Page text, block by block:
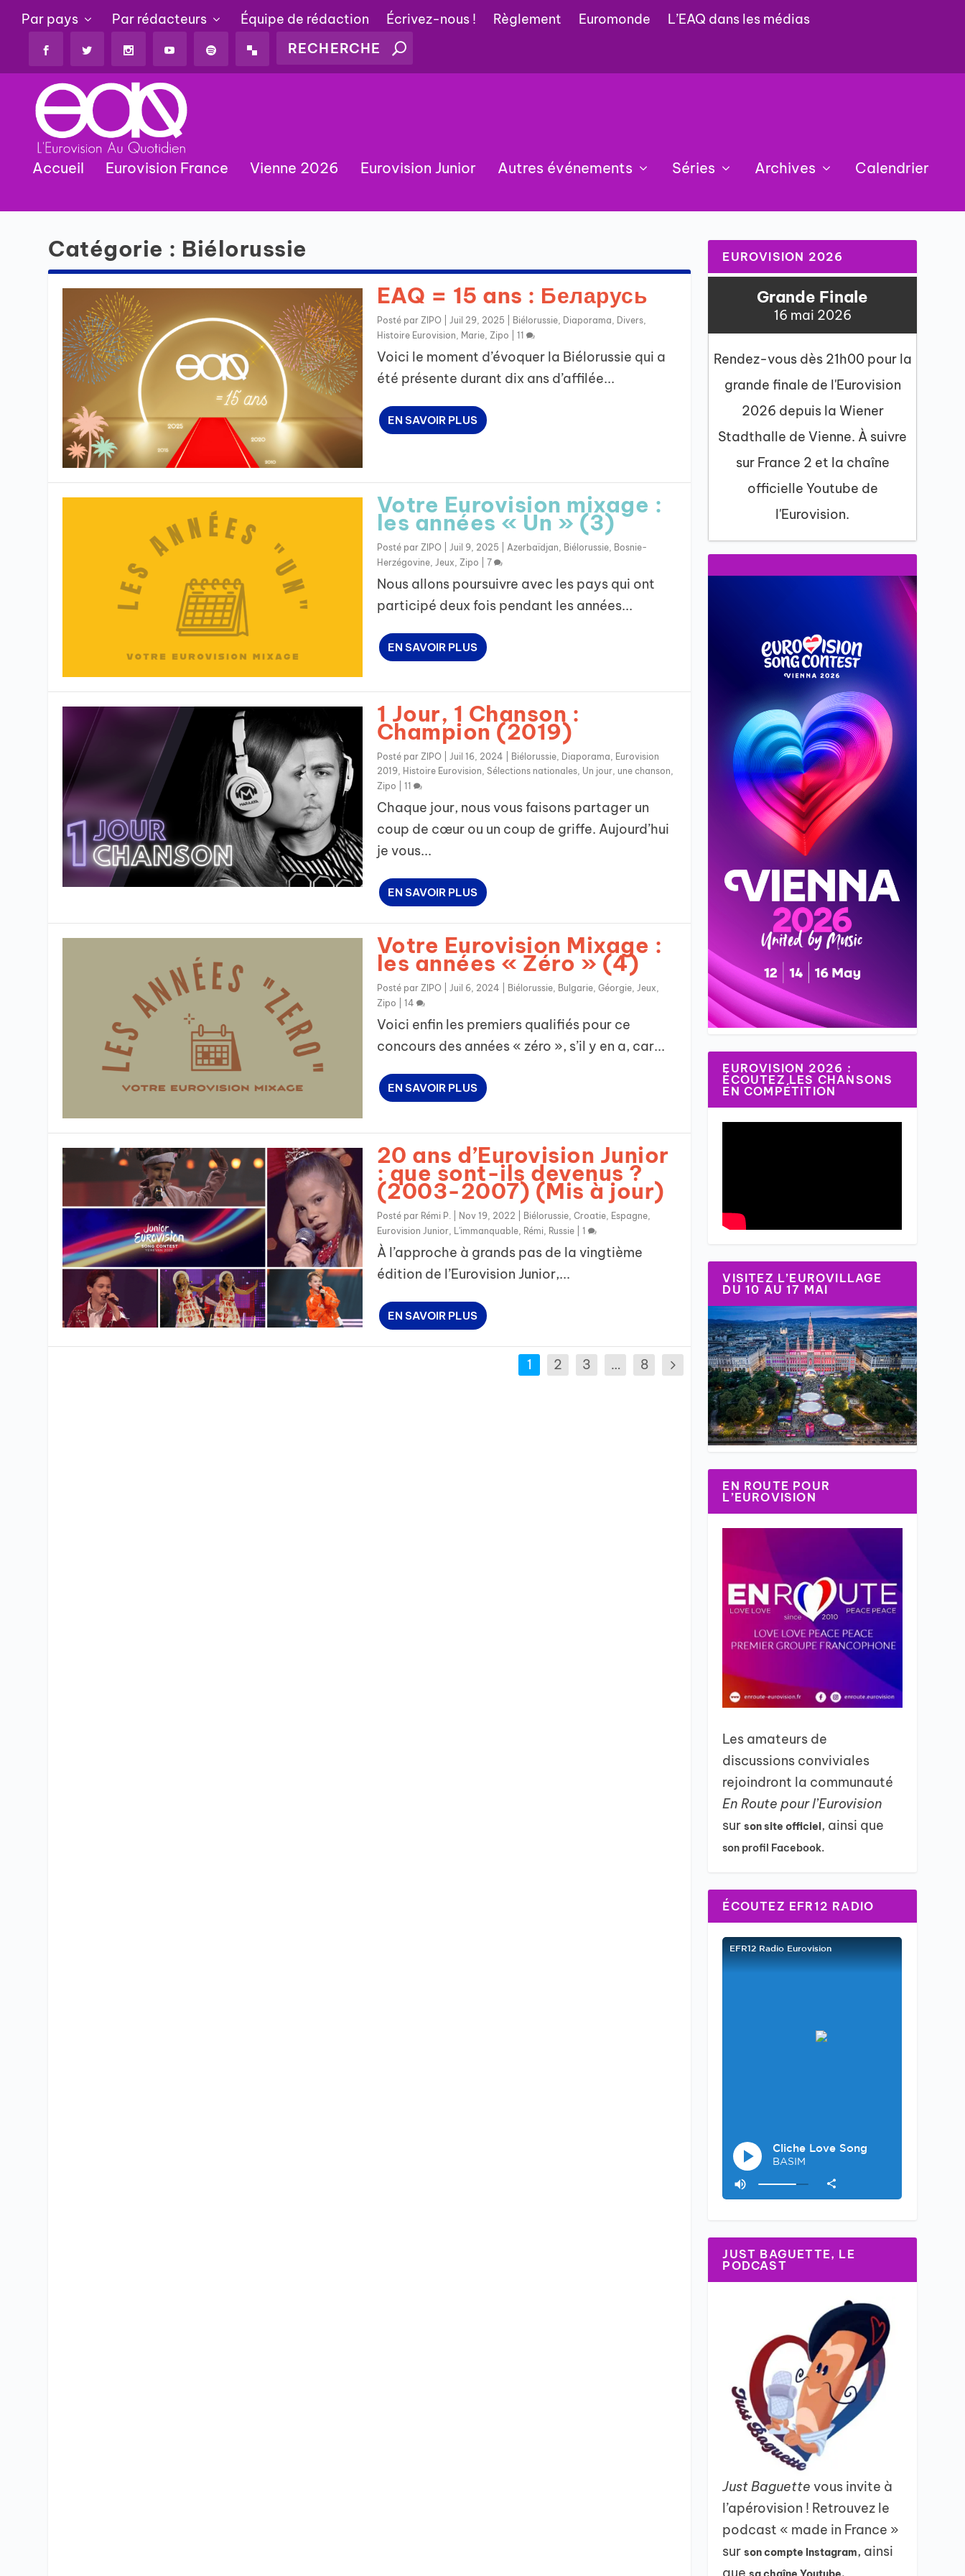
Par pays Par rédacteurs Équipe de rédaction Écrivez-nous ! Règlement Euromonde L’EAQ dans les médias
Accueil Eurovision France Vienne 2026 Eurovision Junior Autres événements Séries Archives Calendrier
Catégorie : Biélorussie
EAQ = 15 ans : Беларусь
Posté par ZIPO| Juil 29, 2025 Biélorussie, Diaporama Divers,
Histoire Eurovision Marie, Zipo 11
Voici le moment d’évoquer la Biélorussie qui a
été présente durant dix ans d’affilée...
EN SAVOIR PLUS
Votre Eurovision mixage :
les années « Un » (3)
Posté par ZIPO| Juil 9, 2025 Azerbaïdjan Biélorussie, Bosnie-
Herzégovine, Jeux Zipo 7
Nous allons poursuivre avec les pays qui ont
participé deux fois pendant les années...
EN SAVOIR PLUS
1 Jour, 1 Chanson :
Champion (2019)
Posté par ZIPO| Juil 16, 2024 Biélorussie, Diaporama, Eurovision
2019, Histoire Eurovision, Sélections nationales, Un jour, une chanson,
Zipo
11
Chaque jour, nous vous faisons partager un
coup de cœur ou un coup de griffe. Aujourd’hui
je vous...
EN SAVOIR PLUS
Votre Eurovision Mixage :
les années « Zéro » (4)
Posté par ZIPO| Juil 6, 2024 Biélorussie, Bulgarie, Géorgie, Jeux,
Zipo
14
Voici enfin les premiers qualifiés pour ce
concours des années « zéro », s’il y en a, car...
EN SAVOIR PLUS
20 ans d’Eurovision Junior
: que sont-ils devenus ?
(2003-2007) (Mis à jour)
Posté par Rémi P. Nov 19, 2022 Biélorussie, Croatie, Espagne,
Eurovision Junior, L'immanquable, Rémi Russie| 1
À l’approche à grands pas de la vingtième
édition de l’Eurovision Junior,...
EN SAVOIR PLUS
1 2 3 … 8
EUROVISION 2026
Grande Finale
16 mai 2026
Rendez-vous dès 21h00 pour la
grande finale de l'Eurovision
2026 depuis la Wiener
Stadthalle de Vienne. À suivre
sur France 2 et la chaîne
officielle Youtube de
l'Eurovision.
EUROVISION 2026 :
ÉCOUTEZ LES CHANSONS
EN COMPÉTITION
VISITEZ L’EUROVILLAGE
DU 10 AU 17 MAI
EN ROUTE POUR
L’EUROVISION
Les amateurs de
discussions conviviales
rejoindront la communauté
En Route pour l’Eurovision
surson site officiel, ainsi que
son profil Facebook.
ÉCOUTEZ EFR12 RADIO
JUST BAGUETTE, LE
PODCAST
Just Baguettevous invite à
l’apérovision ! Retrouvez le
podcast « made in France »
surson compte Instagram, ainsi